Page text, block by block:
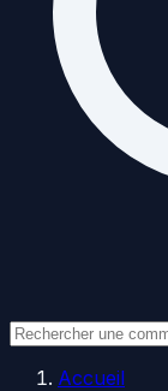
Accueil